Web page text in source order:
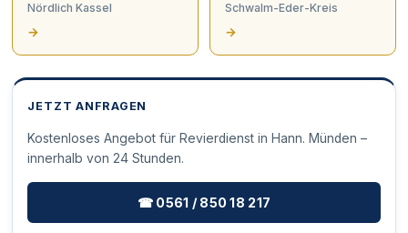
Nördlich Kassel
→
Schwalm-Eder-Kreis
→
JETZT ANFRAGEN
Kostenloses Angebot für Revierdienst in Hann. Münden –
innerhalb von 24 Stunden.
☎ 0561 / 850 18 217